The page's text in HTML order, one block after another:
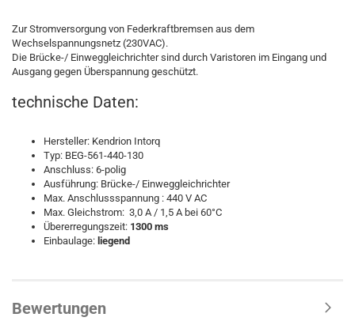
Zur Stromversorgung von Federkraftbremsen aus dem
Wechselspannungsnetz (230VAC).
Die Brücke-/ Einweggleichrichter sind durch Varistoren im Eingang und
Ausgang gegen Überspannung geschützt.
technische Daten:
Hersteller: Kendrion Intorq
Typ: BEG-561-440-130
Anschluss: 6-polig
Ausführung: Brücke-/ Einweggleichrichter
Max. Anschlussspannung : 440 V AC
Max. Gleichstrom: 3,0 A / 1,5 A bei 60°C
Übererregungszeit: 1300 ms
Einbaulage: liegend
Bewertungen